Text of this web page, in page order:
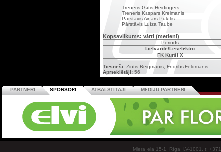
Treneris Gatis Heidingers
Treneris Kaspars Kreimanis
Pārstāvis Ainars Puķītis
Pārstāvis Luīza Taube
Kopsavilkums: vārti (metieni)
Periods
Lielvārde/Leselektro
FK Kurši X
Tiesneši: Zintis Bergmanis, Frīdrihs Feldmanis
Apmeklētāji: 56
PARTNERI SPONSORI ATBALSTĪTĀJI MEDIJU PARTNERI
Miera iela 15-1, Rīga, LV-1001, t: